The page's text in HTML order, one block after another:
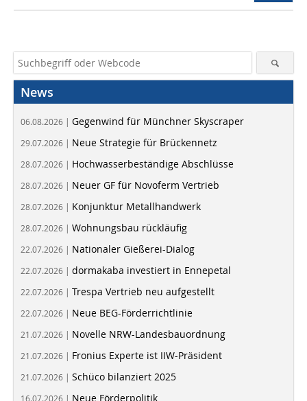
News
06.08.2026 | Gegenwind für Münchner Skyscraper
29.07.2026 | Neue Strategie für Brückennetz
28.07.2026 | Hochwasserbeständige Abschlüsse
28.07.2026 | Neuer GF für Novoferm Vertrieb
28.07.2026 | Konjunktur Metallhandwerk
28.07.2026 | Wohnungsbau rückläufig
22.07.2026 | Nationaler Gießerei-Dialog
22.07.2026 | dormakaba investiert in Ennepetal
22.07.2026 | Trespa Vertrieb neu aufgestellt
22.07.2026 | Neue BEG-Förderrichtlinie
21.07.2026 | Novelle NRW-Landesbauordnung
21.07.2026 | Fronius Experte ist IIW-Präsident
21.07.2026 | Schüco bilanziert 2025
16.07.2026 | Neue Förderpolitik